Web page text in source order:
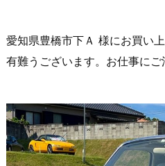
愛知県豊橋市下Ａ 様にお買い
有難うございます。お仕事にご